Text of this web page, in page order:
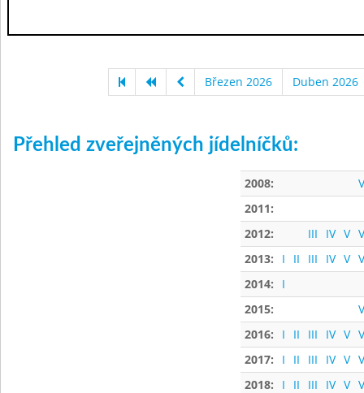
Březen 2026 Duben 2026
Přehled zveřejněných jídelníčků:
2008:
2011:
2012:
III IV V
2013:
I II III IV V
2014:
I
2015:
2016:
I II III IV V
2017:
I II III IV V
2018:
I II III IV V